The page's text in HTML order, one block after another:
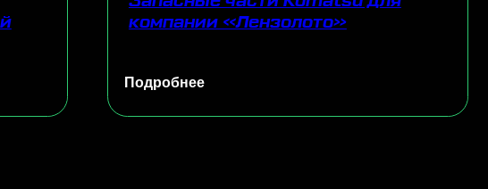
Вы получите
на всех этапах работы: от